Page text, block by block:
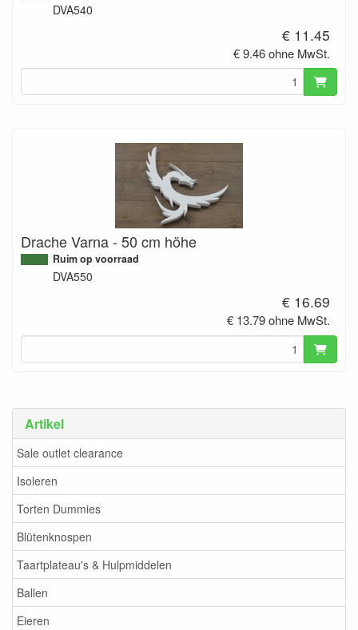
Artikel
Sale outlet clearance
Isoleren
Torten Dummies
Blütenknospen
Taartplateau's & Hulpmiddelen
Ballen
Eieren
DVA540
€ 11.45
€ 9.46 ohne MwSt.
Drache Varna - 50 cm höhe
Ruim op voorraad
DVA550
€ 16.69
€ 13.79 ohne MwSt.